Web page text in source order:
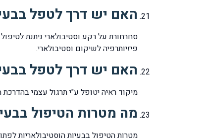
האם יש דרך לטפל
פיזיותרפיה לשיקום וסטיבולארי.
האם יש דרך לטפל
מיקוד ראיה יטופל ע"י תרגול עצמי בהדרכת
מה מטרות הטיפול
מטרות הטיפול בבעיות הוסטיבולאריות